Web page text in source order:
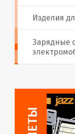
Изделия
Зарядные